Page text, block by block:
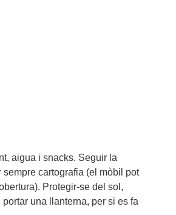
aigua i snacks. Seguir la
cartografia (el mòbil pot
Protegir-se del sol,
una llanterna, per si es fa